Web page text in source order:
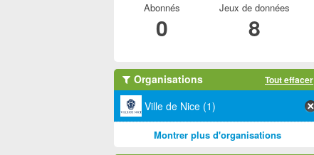
Abonnés
0
Jeux de données
8
Organisations Tout effacer
Ville de Nice (1)
Montrer plus d'organisations